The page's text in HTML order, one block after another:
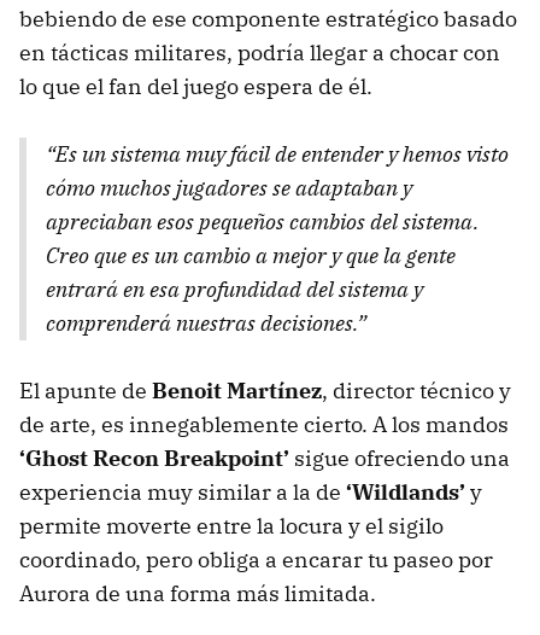
bebiendo de ese componente estratégico basado
en tácticas militares, podría llegar a chocar con
lo que el fan del juego espera de él.
“Es un sistema muy fácil de entender y hemos visto
cómo muchos jugadores se adaptaban y
apreciaban esos pequeños cambios del sistema.
Creo que es un cambio a mejor y que la gente
entrará en esa profundidad del sistema y
comprenderá nuestras decisiones.”
El apunte de Benoit Martínez, director técnico y
de arte, es innegablemente cierto. A los mandos
‘Ghost Recon Breakpoint’ sigue ofreciendo una
experiencia muy similar a la de ‘Wildlands’ y
permite moverte entre la locura y el sigilo
coordinado, pero obliga a encarar tu paseo por
Aurora de una forma más limitada.